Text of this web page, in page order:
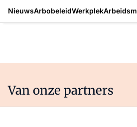
NieuwsArbobeleidWerkplek
Van onze partners